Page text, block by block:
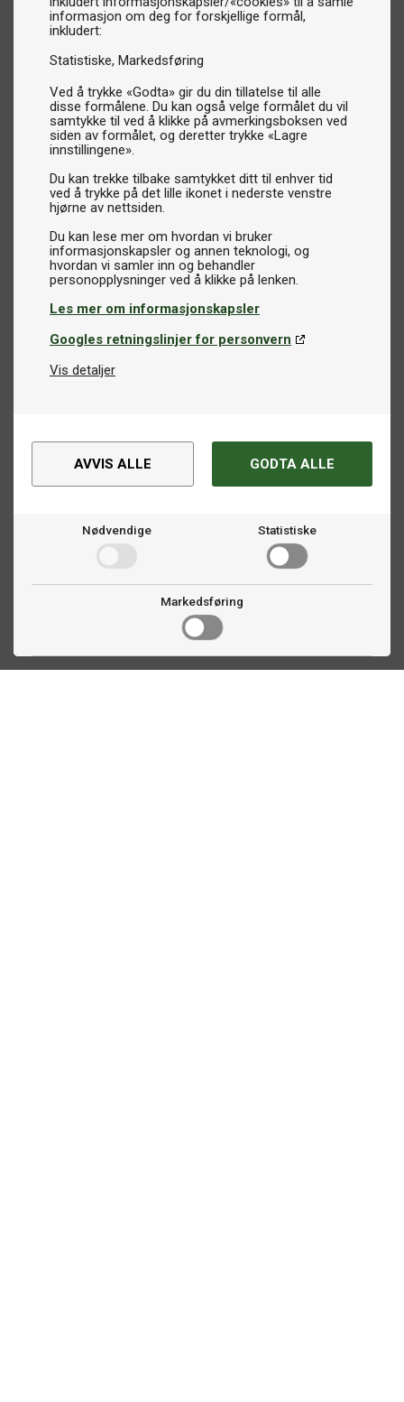
informasjon om deg for forskjellige formål,
inkludert:
Statistiske Markedsføring
Ved å trykke «Godta» gir du din tillatelse til alle
disse formålene. Du kan også velge formålet du vil
samtykke til ved å klikke på avmerkingsboksen ved
siden av formålet, og deretter trykke «Lagre
innstillingene».
Du kan trekke tilbake samtykket ditt til enhver tid
ved å trykke på det lille ikonet i nederste venstre
hjørne av nettsiden.
Du kan lese mer om hvordan vi bruker
informasjonskapsler og annen teknologi, og
hvordan vi samler inn og behandler
Les mer om informasjonskapsler
Googles retningslinjer for personvern
Vis detaljer
AVVIS ALLE GODTA ALLE
Nødvendige Statistiske
Markedsføring